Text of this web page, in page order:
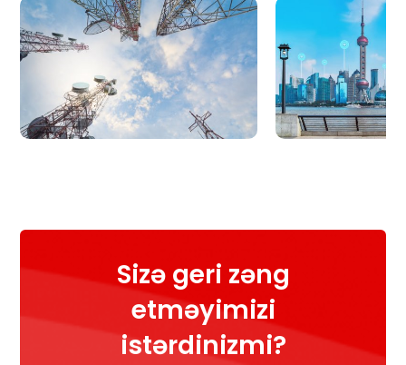
Sizə geri zəng
etməyimizi
istərdinizmi?